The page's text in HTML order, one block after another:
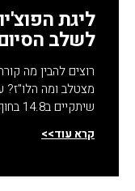
ליגת
לשלב
רוצים להבין מה
מצטלב ומה הלו"ז?
שיתקיים ב14.8 בחוף
קרא עוד>>